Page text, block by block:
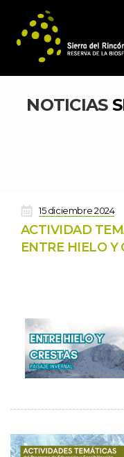
NOTICIAS
15 diciembre 2024
ACTIVIDAD
ENTRE HIELO Y